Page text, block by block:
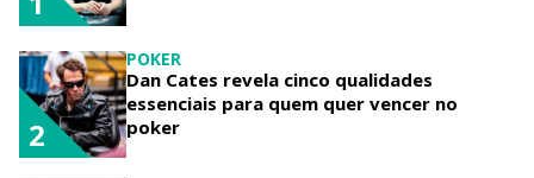
POKER
Dan Cates revela cinco qualidades
essenciais para quem quer vencer no
poker
2